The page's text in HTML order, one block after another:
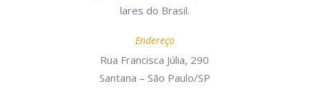
lares do Brasil.
Endereço
Rua Francisca Júlia, 290
Santana – São Paulo/SP